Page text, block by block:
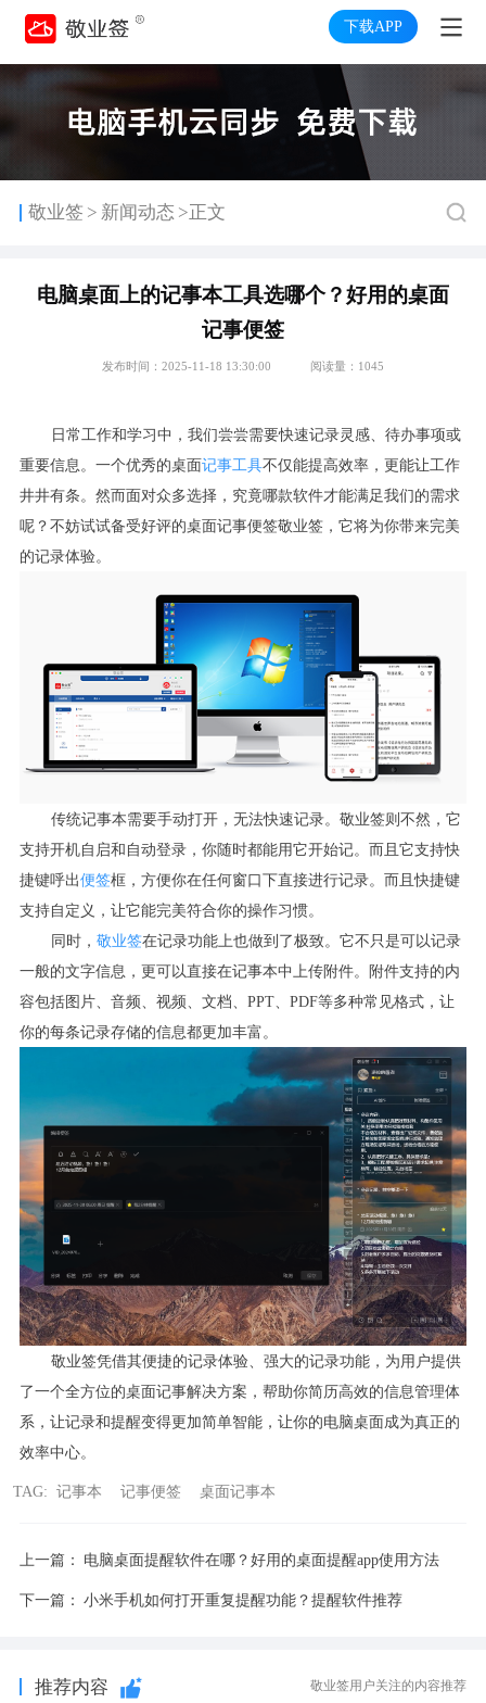
下载APP
敬业签 > 新闻动态 >正文
电脑桌面上的记事本工具选哪个？好用的桌面
记事便签
发布时间：2025-11-18 13:30:00 阅读量：1045
日常工作和学习中，我们尝尝需要快速记录灵感、待办事项或
重要信息。一个优秀的桌面记事工具不仅能提高效率，更能让工作
井井有条。然而面对众多选择，究竟哪款软件才能满足我们的需求
呢？不妨试试备受好评的桌面记事便签敬业签，它将为你带来完美
的记录体验。
传统记事本需要手动打开，无法快速记录。敬业签则不然，它
支持开机自启和自动登录，你随时都能用它开始记。而且它支持快
捷键呼出便签框，方便你在任何窗口下直接进行记录。而且快捷键
支持自定义，让它能完美符合你的操作习惯。
同时， 敬业签在记录功能上也做到了极致。它不只是可以记录
一般的文字信息，更可以直接在记事本中上传附件。附件支持的内
容包括图片、音频、视频、文档、PPT、PDF等多种常见格式，让
你的每条记录存储的信息都更加丰富。
敬业签凭借其便捷的记录体验、强大的记录功能，为用户提供
了一个全方位的桌面记事解决方案，帮助你简历高效的信息管理体
系，让记录和提醒变得更加简单智能，让你的电脑桌面成为真正的
效率中心。
TAG: 记事本 记事便签 桌面记事本
上一篇： 电脑桌面提醒软件在哪？好用的桌面提醒app使用方法
下一篇： 小米手机如何打开重复提醒功能？提醒软件推荐
推荐内容 敬业签用户关注的内容推荐